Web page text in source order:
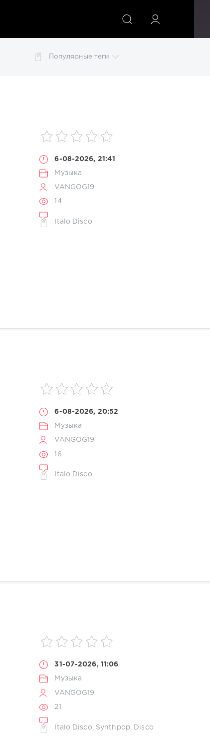
ИСКАТЬ
Популярные теги
6-08-2026, 21:41
Музыка
VANGOG19
14
Italo Disco
6-08-2026, 20:52
Музыка
VANGOG19
16
Italo Disco
31-07-2026, 11:06
Музыка
VANGOG19
21
Italo Disco Synthpop, Disco